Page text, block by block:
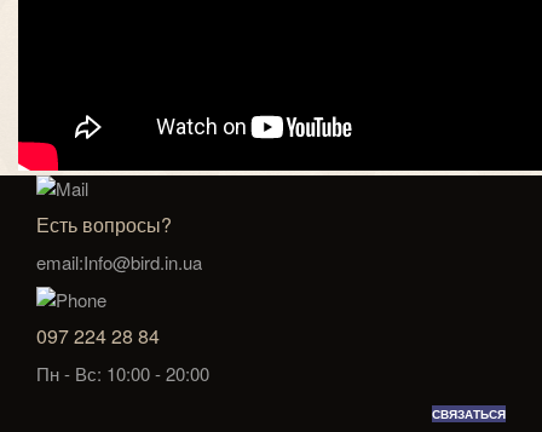
Есть вопросы?
email:Info@bird.in.ua
097 224 28 84
Пн - Вс: 10:00 - 20:00
СВЯЗАТЬСЯ